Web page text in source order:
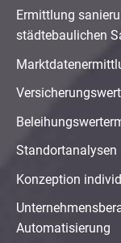
Ermittlung
städtebaulichen
Standortanalysen
Konzeption
Automatisierung